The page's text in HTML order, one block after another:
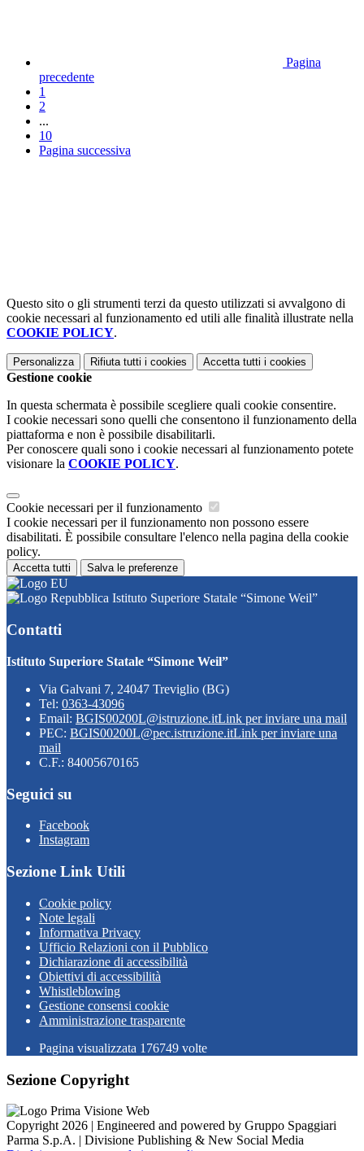
Pagina
precedente
1
2
...
10
Pagina successiva
Questo sito o gli strumenti terzi da questo utilizzati si avvalgono di
cookie necessari al funzionamento ed utili alle finalità illustrate nella
COOKIE POLICY.
Personalizza Rifiuta tutti i cookies Accetta tutti i cookies
Gestione cookie
In questa schermata è possibile scegliere quali cookie consentire.
I cookie necessari sono quelli che consentono il funzionamento della
piattaforma e non è possibile disabilitarli.
Per conoscere quali sono i cookie necessari al funzionamento potete
visionare la COOKIE POLICY.
Cookie necessari per il funzionamento
I cookie necessari per il funzionamento non possono essere
disabilitati. È possibile consultare l'elenco nella pagina della cookie
policy.
Accetta tutti Salva le preferenze
Istituto Superiore Statale “Simone Weil”
Contatti
Istituto Superiore Statale “Simone Weil”
Via Galvani 7, 24047 Treviglio (BG)
Tel: 0363-43096
Email: BGIS00200L@istruzione.itLink per inviare una mail
PEC: BGIS00200L@pec.istruzione.itLink per inviare una
mail
C.F.: 84005670165
Seguici su
Facebook
Instagram
Sezione Link Utili
Cookie policy
Note legali
Informativa Privacy
Ufficio Relazioni con il Pubblico
Dichiarazione di accessibilità
Obiettivi di accessibilità
Whistleblowing
Gestione consensi cookie
Amministrazione trasparente
Pagina visualizzata 176749 volte
Sezione Copyright
Copyright 2026 | Engineered and powered by Gruppo Spaggiari
Parma S.p.A. | Divisione Publishing & New Social Media